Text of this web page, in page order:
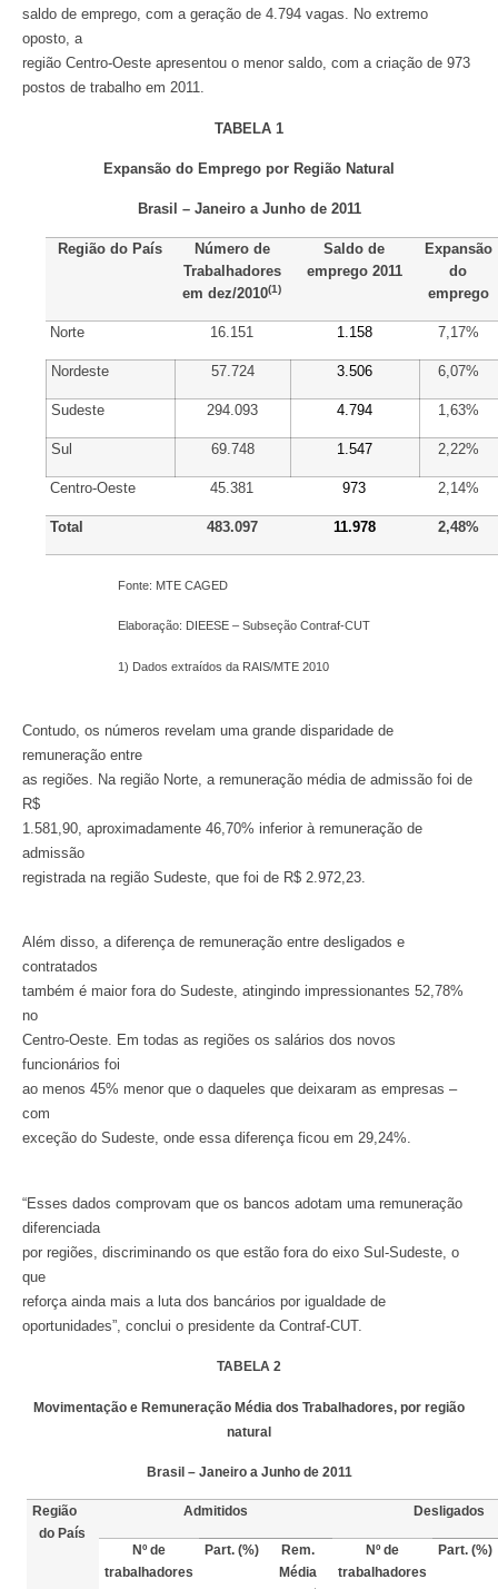
saldo de emprego, com a geração de 4.794 vagas. No extremo
oposto, a
região Centro-Oeste apresentou o menor saldo, com a criação de 973
postos de trabalho em 2011.
TABELA 1
Expansão do Emprego por Região Natural
Brasil – Janeiro a Junho de 2011
Região do País
Número de
Trabalhadores
em dez/2010(1)
Saldo de
emprego 2011
Expansão
do
emprego
Norte 16.151 1.158 7,17%
Nordeste 57.724 3.506 6,07%
Sudeste 294.093 4.794 1,63%
Sul 69.748 1.547 2,22%
Centro-Oeste 45.381 973 2,14%
Total 483.097 11.978 2,48%
Fonte: MTE CAGED
Elaboração: DIEESE – Subseção Contraf-CUT
1) Dados extraídos da RAIS/MTE 2010
Contudo, os números revelam uma grande disparidade de
remuneração entre
as regiões. Na região Norte, a remuneração média de admissão foi de
R$
1.581,90, aproximadamente 46,70% inferior à remuneração de
admissão
registrada na região Sudeste, que foi de R$ 2.972,23.
Além disso, a diferença de remuneração entre desligados e
contratados
também é maior fora do Sudeste, atingindo impressionantes 52,78%
no
Centro-Oeste. Em todas as regiões os salários dos novos
funcionários foi
ao menos 45% menor que o daqueles que deixaram as empresas –
com
exceção do Sudeste, onde essa diferença ficou em 29,24%.
“Esses dados comprovam que os bancos adotam uma remuneração
diferenciada
por regiões, discriminando os que estão fora do eixo Sul-Sudeste, o
que
reforça ainda mais a luta dos bancários por igualdade de
oportunidades”, conclui o presidente da Contraf-CUT.
TABELA 2
Movimentação e Remuneração Média dos Trabalhadores, por região
natural
Brasil – Janeiro a Junho de 2011
Região
do País
Admitidos Desligados
Nº de
trabalhadores
Part. (%)
Rem.
Média
Nº de
trabalhadores
Part. (%)